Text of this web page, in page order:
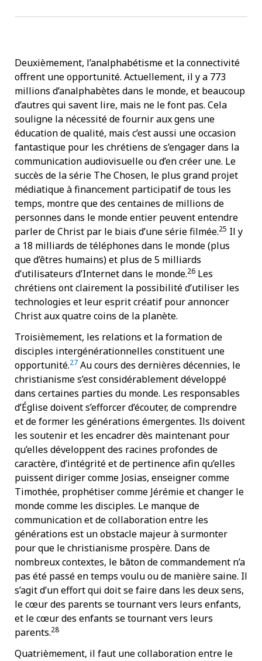
Deuxièmement, l’analphabétisme et la connectivité
offrent une opportunité. Actuellement, il y a 773
millions d’analphabètes dans le monde, et beaucoup
d’autres qui savent lire, mais ne le font pas. Cela
souligne la nécessité de fournir aux gens une
éducation de qualité, mais c’est aussi une occasion
fantastique pour les chrétiens de s’engager dans la
communication audiovisuelle ou d’en créer une. Le
succès de la série The Chosen, le plus grand projet
médiatique à financement participatif de tous les
temps, montre que des centaines de millions de
personnes dans le monde entier peuvent entendre
parler de Christ par le biais d’une série filmée.25 Il y
a 18 milliards de téléphones dans le monde (plus
que d’êtres humains) et plus de 5 milliards
d’utilisateurs d’Internet dans le monde.26 Les
chrétiens ont clairement la possibilité d’utiliser les
technologies et leur esprit créatif pour annoncer
Christ aux quatre coins de la planète.
Troisièmement, les relations et la formation de
disciples intergénérationnelles constituent une
opportunité.27 Au cours des dernières décennies, le
christianisme s’est considérablement développé
dans certaines parties du monde. Les responsables
d’Église doivent s’efforcer d’écouter, de comprendre
et de former les générations émergentes. Ils doivent
les soutenir et les encadrer dès maintenant pour
qu’elles développent des racines profondes de
caractère, d’intégrité et de pertinence afin qu’elles
puissent diriger comme Josias, enseigner comme
Timothée, prophétiser comme Jérémie et changer le
monde comme les disciples. Le manque de
communication et de collaboration entre les
générations est un obstacle majeur à surmonter
pour que le christianisme prospère. Dans de
nombreux contextes, le bâton de commandement n’a
pas été passé en temps voulu ou de manière saine. Il
s’agit d’un effort qui doit se faire dans les deux sens,
le cœur des parents se tournant vers leurs enfants,
et le cœur des enfants se tournant vers leurs
parents.28
Quatrièmement, il faut une collaboration entre le